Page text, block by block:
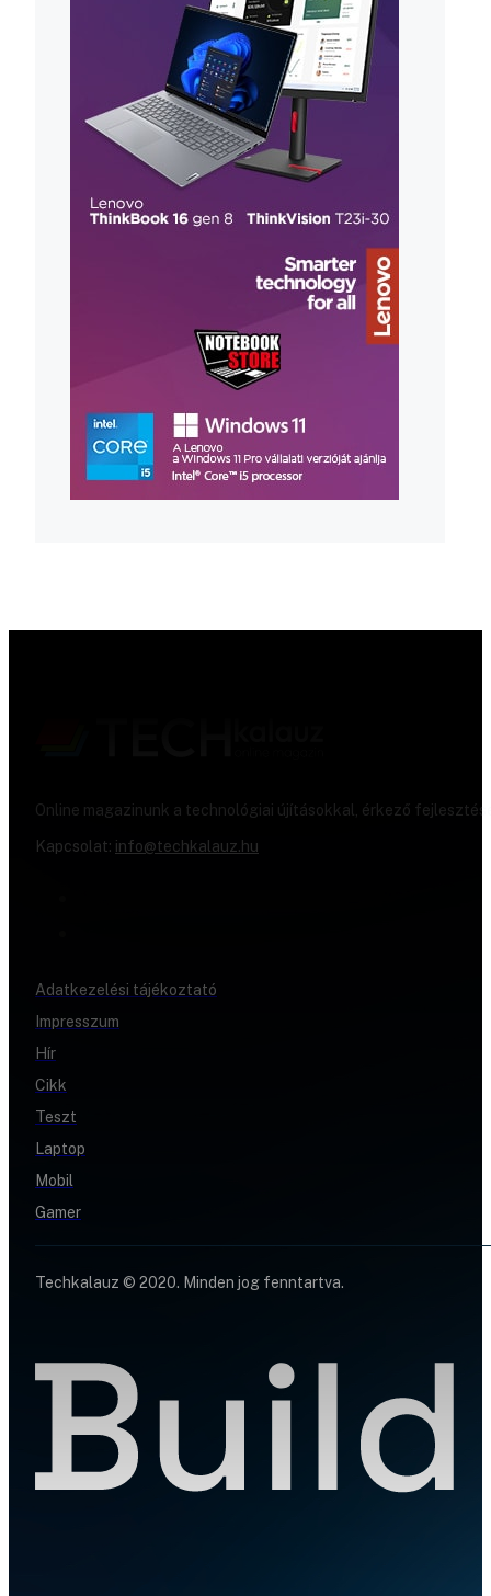
Online magazinunk a technológiai újításokkal, érkező
Kapcsolat: info@techkalauz.hu
Adatkezelési tájékoztató
Impresszum
Hír
Cikk
Teszt
Laptop
Mobil
Gamer
Techkalauz © 2020. Minden jog fenntartva.